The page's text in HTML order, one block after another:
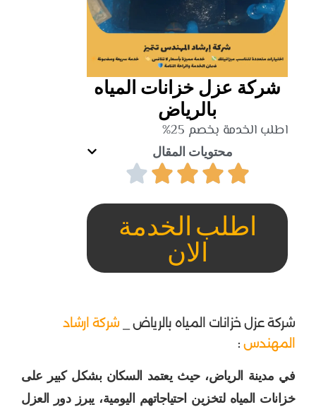
شركة عزل خزانات المياه
بالرياض
اطلب الخدمة بخصم 25%
محتويات المقال
اطلب الخدمة
الان
شركة عزل خزانات المياه بالرياض _ شركة ارشاد
المهندس :
في مدينة الرياض، حيث يعتمد السكان بشكل كبير على
خزانات المياه لتخزين احتياجاتهم اليومية، يبرز دور العزل